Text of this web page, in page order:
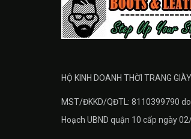
HỘ KINH DOANH THỜI TRANG
MST/ĐKKD/QĐTL: 8110399790
Hoạch UBND quận 10 cấp ngày